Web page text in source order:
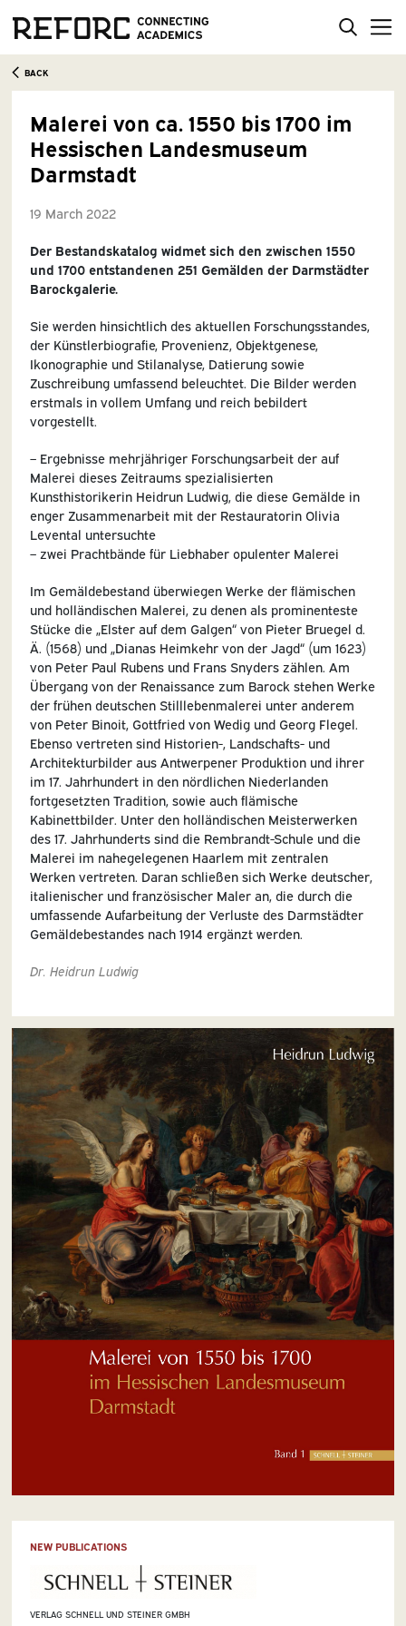
BACK
Malerei von ca. 1550 bis 1700 im
Hessischen Landesmuseum
Darmstadt
19 March 2022
Der Bestandskatalog widmet sich den zwischen 1550
und 1700 entstandenen 251 Gemälden der Darmstädter
Barockgalerie.
Sie werden hinsichtlich des aktuellen Forschungsstandes,
der Künstlerbiografie, Provenienz, Objektgenese,
Ikonographie und Stilanalyse, Datierung sowie
Zuschreibung umfassend beleuchtet. Die Bilder werden
erstmals in vollem Umfang und reich bebildert
vorgestellt.
– Ergebnisse mehrjähriger Forschungsarbeit der auf
Malerei dieses Zeitraums spezialisierten
Kunsthistorikerin Heidrun Ludwig, die diese Gemälde in
enger Zusammenarbeit mit der Restauratorin Olivia
Levental untersuchte
– zwei Prachtbände für Liebhaber opulenter Malerei
Im Gemäldebestand überwiegen Werke der flämischen
und holländischen Malerei, zu denen als prominenteste
Stücke die „Elster auf dem Galgen“ von Pieter Bruegel d.
Ä. (1568) und „Dianas Heimkehr von der Jagd“ (um 1623)
von Peter Paul Rubens und Frans Snyders zählen. Am
Übergang von der Renaissance zum Barock stehen Werke
der frühen deutschen Stilllebenmalerei unter anderem
von Peter Binoit, Gottfried von Wedig und Georg Flegel.
Ebenso vertreten sind Historien-, Landschafts- und
Architekturbilder aus Antwerpener Produktion und ihrer
im 17. Jahrhundert in den nördlichen Niederlanden
fortgesetzten Tradition, sowie auch flämische
Kabinettbilder. Unter den holländischen Meisterwerken
des 17. Jahrhunderts sind die Rembrandt-Schule und die
Malerei im nahegelegenen Haarlem mit zentralen
Werken vertreten. Daran schließen sich Werke deutscher,
italienischer und französischer Maler an, die durch die
umfassende Aufarbeitung der Verluste des Darmstädter
Gemäldebestandes nach 1914 ergänzt werden.
Dr. Heidrun Ludwig
NEW PUBLICATIONS
VERLAG SCHNELL UND STEINER GMBH